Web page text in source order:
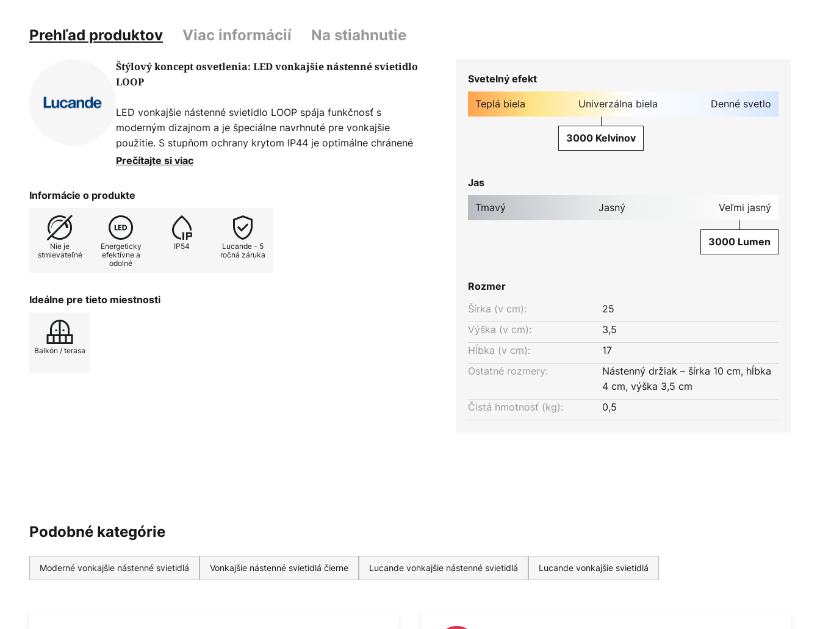
Prehľad produktov Viac informácií Na stiahnutie
Štýlový koncept osvetlenia: LED vonkajšie nástenné svietidlo
LOOP
LED vonkajšie nástenné svietidlo LOOP spája funkčnosť s
moderným dizajnom a je špeciálne navrhnuté pre vonkajšie
použitie. S stupňom ochrany krytom IP44 je optimálne chránené
proti striekajúcej vode, a je tak ideálne vhodné na osvetlenie terás
úsporné osvetlenie a podčiarkuje moderný charakter tohto
osvetľovacieho prvku. Čierne kovové puzdro sa bezproblémovo
hodí k mnohým štýlom a ponúka spoľahlivý zdroj svetla pre
vonkajšie priestory. LOOP je vynikajúcim príkladom kombinácie
estetiky a efektívnosti v modernom vonkajšom osvetlení.
Prečítajte si viac
Informácie o produkte
Nie je
stmievateľné
Energeticky
efektívne a
odolné
IP54
Lucande - 5
ročná záruka
Ideálne pre tieto miestnosti
Balkón / terasa
Svetelný efekt
Teplá biela Univerzálna biela Denné svetlo
3000 Kelvinov
Jas
Tmavý Jasný Veľmi jasný
3000 Lumen
Rozmer
Šírka (v cm):
25
Výška (v cm):
3,5
Hĺbka (v cm):
17
Ostatné rozmery:
Nástenný držiak – šírka 10 cm, hĺbka
4 cm, výška 3,5 cm
Čistá hmotnosť (kg):
0,5
Podobné kategórie
Moderné vonkajšie nástenné svietidlá Vonkajšie nástenné svietidlá čierne Lucande vonkajšie nástenné svietidlá Lucande vonkajšie svietidlá